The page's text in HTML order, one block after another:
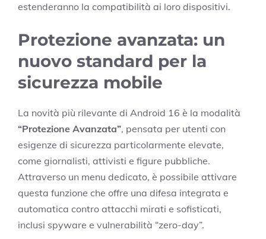
estenderanno la compatibilità ai loro dispositivi.
Protezione avanzata: un
nuovo standard per la
sicurezza mobile
La novità più rilevante di Android 16 è la modalità
“Protezione Avanzata”, pensata per utenti con
esigenze di sicurezza particolarmente elevate,
come giornalisti, attivisti e figure pubbliche.
Attraverso un menu dedicato, è possibile attivare
questa funzione che offre una difesa integrata e
automatica contro attacchi mirati e sofisticati,
inclusi spyware e vulnerabilità “zero-day”.